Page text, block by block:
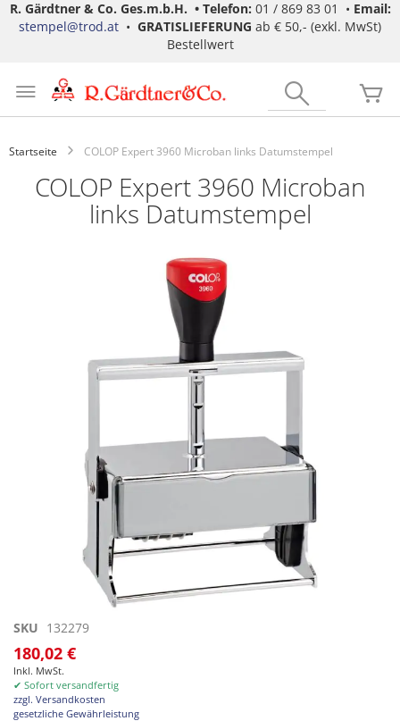
R. Gärdtner & Co. Ges.m.b.H. • Telefon: 01 / 869 83 01 • Email:
stempel@trod.at • GRATISLIEFERUNG ab € 50,- (exkl. MwSt)
Bestellwert
Inhalt
springen
Startseite COLOP Expert 3960 Microban links Datumstempel
COLOP Expert 3960 Microban
links Datumstempel
Zum
Anfang
der
Bildgalerie
springen
SKU 132279
180,02 €
Inkl. MwSt.
✔ Sofort versandfertig
zzgl. Versandkosten
gesetzliche Gewährleistung